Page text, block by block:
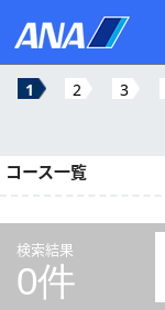
1 2 3
コース一覧
検索結果
0件